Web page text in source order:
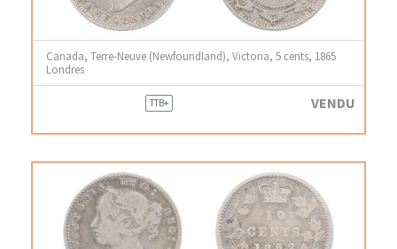
Canada, Terre-Neuve (Newfoundland), Victoria, 5 cents, 1865
Londres
TTB+ VENDU